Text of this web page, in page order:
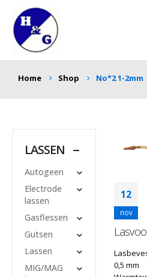
Home Shop No*2 1-2mm
12
nov
0,5 mm
LASSEN
Autogeen
Electrode
lassen
Gasflessen
Gutsen
Lassen
MIG/MAG